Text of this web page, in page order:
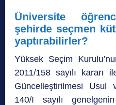
Üniversite
şehirde seçmen
yaptırabilirler?
Yüksek Seçim
2011/158 sayılı kararı
Güncelleştirilmesi Usul
140/I sayılı